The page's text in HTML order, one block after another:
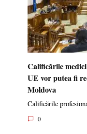
Calificările
UE vor putea fi
Moldova
Calificările
0